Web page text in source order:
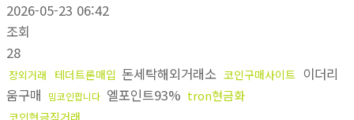
2026-05-23 06:42
조회
28
장외거래 테더트론매입 돈세탁해외거래소 코인구매사이트 이더리
움구매
밈코인팝니다 엘포인트93% tron현금화